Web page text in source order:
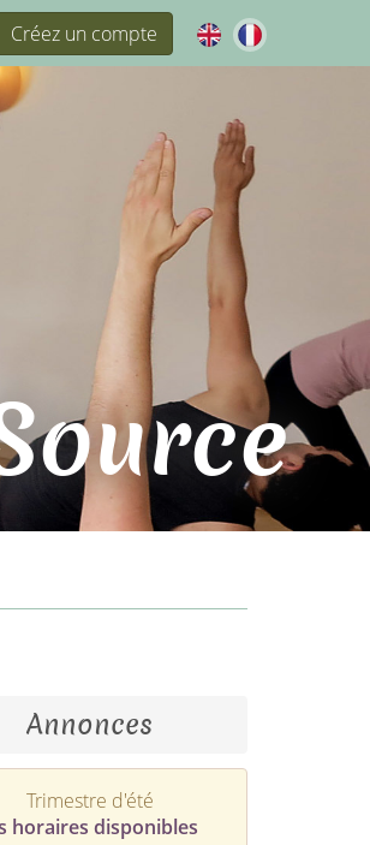
Créez un compte
Annonces
Trimestre d'été
horaires disponibles